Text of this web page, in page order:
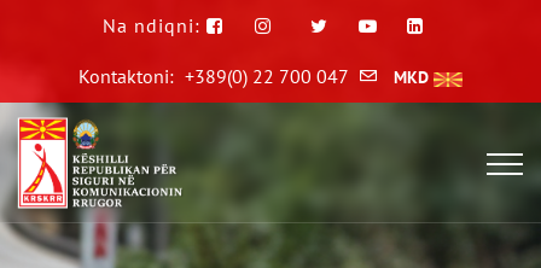
Na ndiqni:
Kontaktoni: +389(0) 22 700 047 MKD